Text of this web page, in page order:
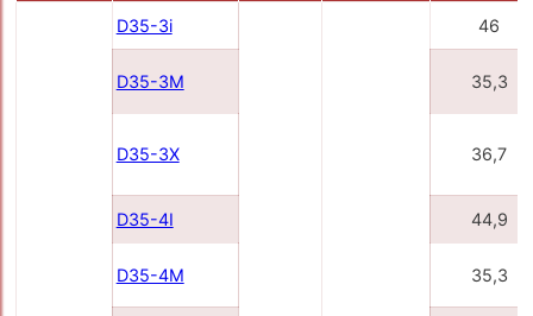
D35-3i 46
D35-3M 35,3
D35-3X 36,7
D35-4I 44,9
D35-4M 35,3